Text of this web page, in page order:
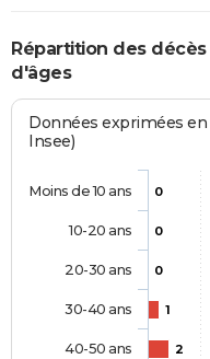
Répartition des décès
d'âges
Données exprimées
Insee)
0
0
0
1
2
Moins de 10 ans
10-20 ans
20-30 ans
30-40 ans
40-50 ans